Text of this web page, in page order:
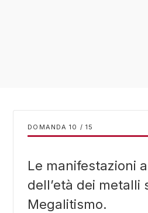
DOMANDA / 15
Le manifestazioni
dell’età dei metalli
Megalitismo.